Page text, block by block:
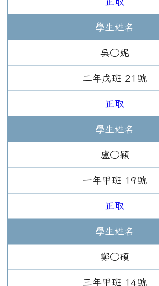
學生姓名
吳○妮
二年 戊班 21 號
正取
學生姓名
盧○穎
一年 甲班 19號
正取
學生姓名
鄭○碩
三年 甲班 14號